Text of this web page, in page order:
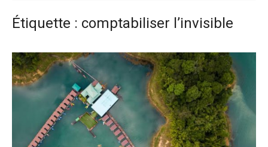
Étiquette : comptabiliser l’invisible